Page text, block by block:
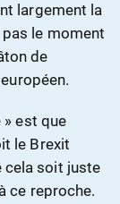
largement la
pas le moment
de
» est que
le Brexit
cela soit juste
ce reproche.